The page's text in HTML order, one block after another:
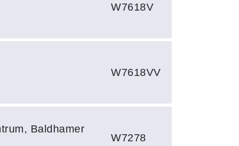
W7618V
W7618VV
Baldhamer
W7278